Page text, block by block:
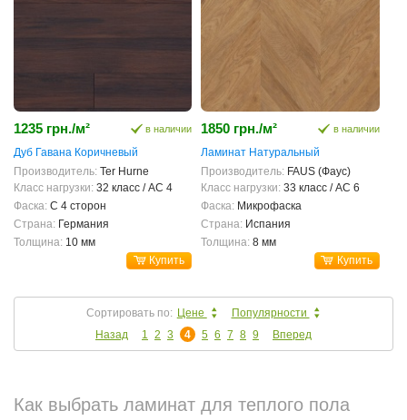
1235 грн./м² в наличии
Дуб Гавана Коричневый
Производитель: Ter Hurne
Класс нагрузки: 32 класс / AC 4
Фаска: С 4 сторон
Страна: Германия
Толщина: 10 мм
Купить
1850 грн./м² в наличии
Ламинат Натуральный
Производитель: FAUS (Фаус)
Класс нагрузки: 33 класс / AC 6
Фаска: Микрофаска
Страна: Испания
Толщина: 8 мм
Купить
Сортировать по: Цене
Популярности
Назад
1 2 3 4 5 6 7 8 9 Вперед
Как выбрать ламинат для теплого пола